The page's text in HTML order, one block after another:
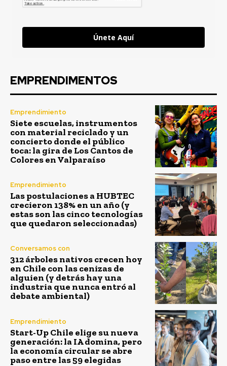
Únete Aquí
EMPRENDIMENTOS
Emprendimiento
Siete escuelas, instrumentos
con material reciclado y un
concierto donde el público
toca: la gira de Los Cantos de
Colores en Valparaíso
Emprendimiento
Las postulaciones a HUBTEC
crecieron 138% en un año (y
estas son las cinco tecnologías
que quedaron seleccionadas)
Conversamos con
312 árboles nativos crecen hoy
en Chile con las cenizas de
alguien (y detrás hay una
industria que nunca entró al
debate ambiental)
Emprendimiento
Start-Up Chile elige su nueva
generación: la IA domina, pero
la economía circular se abre
paso entre las 59 elegidas